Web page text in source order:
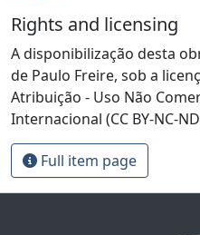
Rights and licensing
A disponibilização desta
de Paulo Freire, sob a
Atribuição - Uso Não
Internacional (CC BY-NC-
Full item page